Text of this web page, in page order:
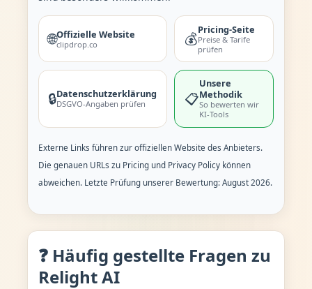
🌐Offizielle Website
clipdrop.co 💰
Pricing-Seite
Preise & Tarife
prüfen
🔒Datenschutzerklärung
DSGVO-Angaben prüfen 📋
Unsere
Methodik
So bewerten wir
KI-Tools
Externe Links führen zur offiziellen Website des Anbieters.
Die genauen URLs zu Pricing und Privacy Policy können
abweichen. Letzte Prüfung unserer Bewertung: August 2026.
❓ Häufig gestellte Fragen zu
Relight AI